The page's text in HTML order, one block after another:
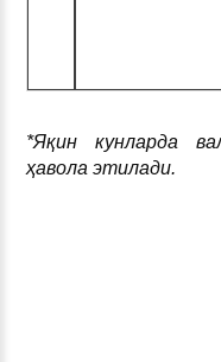
*Яқин кунларда
ҳавола этилади.